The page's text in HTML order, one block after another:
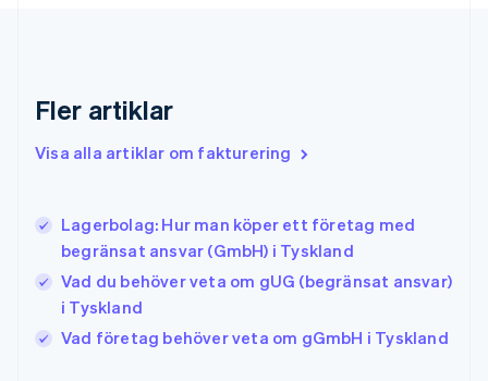
Fler artiklar
Visa alla artiklar om fakturering
Lagerbolag: Hur man köper ett företag med
begränsat ansvar (GmbH) i Tyskland
Vad du behöver veta om gUG (begränsat ansvar)
i Tyskland
Vad företag behöver veta om gGmbH i Tyskland
English
English
Japan
日本語English
EnglishFrançais
Kroatien
EnglishItaliano